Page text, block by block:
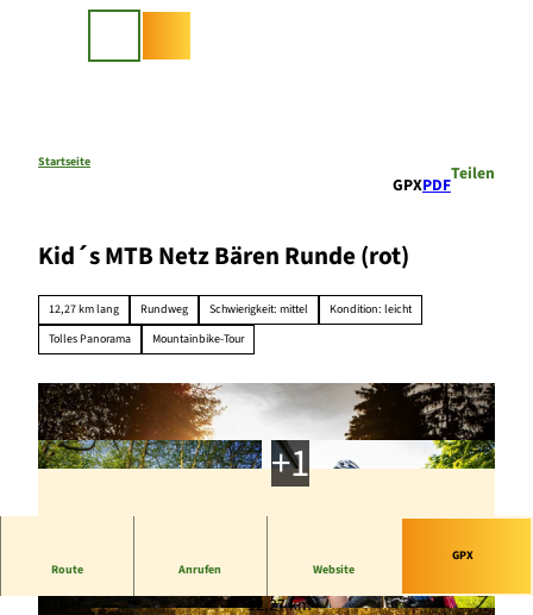
Startseite
GPXPDF
Teilen
Kid´s MTB Netz Bären Runde (rot)
12,27 km lang Rundweg Schwierigkeit: mittel
Kondition: leicht
Tolles Panorama
Mountainbike-Tour
Route Anrufen Website
GPX
12,27 km